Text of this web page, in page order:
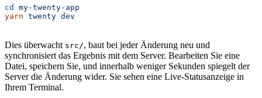
cd
my-twenty-app
yarn twenty dev
Dies überwacht src/, baut bei jeder Änderung neu und
synchronisiert das Ergebnis mit dem Server. Bearbeiten Sie eine
Datei, speichern Sie, und innerhalb weniger Sekunden spiegelt der
Server die Änderung wider. Sie sehen eine Live-Statusanzeige in
Ihrem Terminal.